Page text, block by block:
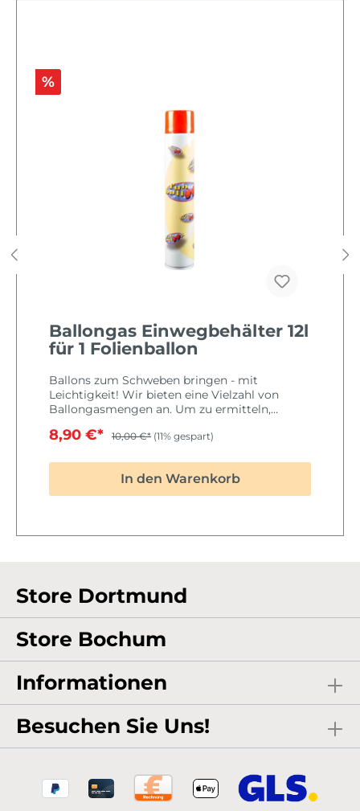
%
Ballongas Einwegbehälter 12l
für 1 Folienballon
Ballons zum Schweben bringen - mit
Leichtigkeit! Wir bieten eine Vielzahl von
Ballongasmengen an. Um zu ermitteln,
Ihr opimalerweise das Volumen Eurer Ballons
Volumenangaben immer beim jeweiligen
Artikel. Diese Spraydose ist geeignet für einen
Folienballon (Rund, Herz, Stern) mit
8,90 €* 10,00 €* (11% gespart)
In den Warenkorb
Store Dortmund
Store Bochum
Informationen
Besuchen Sie Uns!